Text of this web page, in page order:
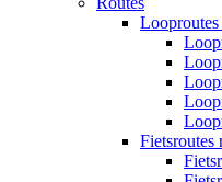
Looproutes
Fietsroutes